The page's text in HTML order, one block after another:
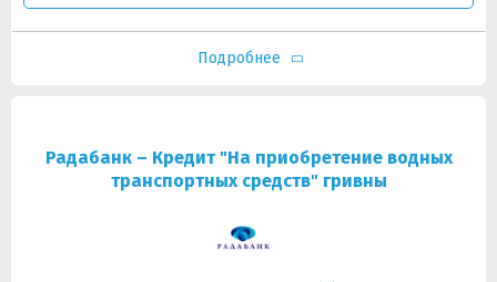
Подробнее
Радабанк – Кредит "На приобретение водных
транспортных средств" гривны